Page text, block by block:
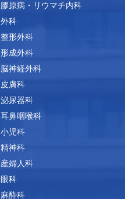
膠原病・リウマチ内科
外科
整形外科
形成外科
脳神経外科
皮膚科
泌尿器科
耳鼻咽喉科
小児科
精神科
産婦人科
眼科
麻酔科